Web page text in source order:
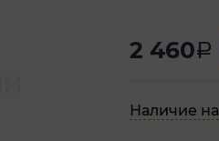
2 460a
Наличие